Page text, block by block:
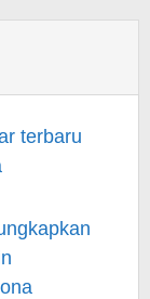
terbaru